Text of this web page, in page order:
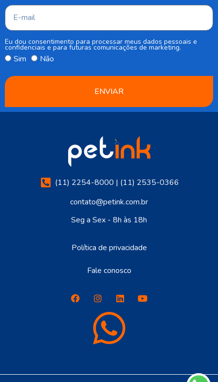
Eu dou consentimento para processar meus dados pessoais e
confidenciais e para futuras comunicações de marketing.
Sim Não
ENVIAR
(11) 2254-8000 | (11) 2535-0366
contato@petink.com.br
Seg a Sex - 8h às 18h
Política de privacidade
Fale conosco